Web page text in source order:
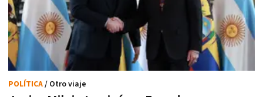
POLÍTICA/ Otro viaje